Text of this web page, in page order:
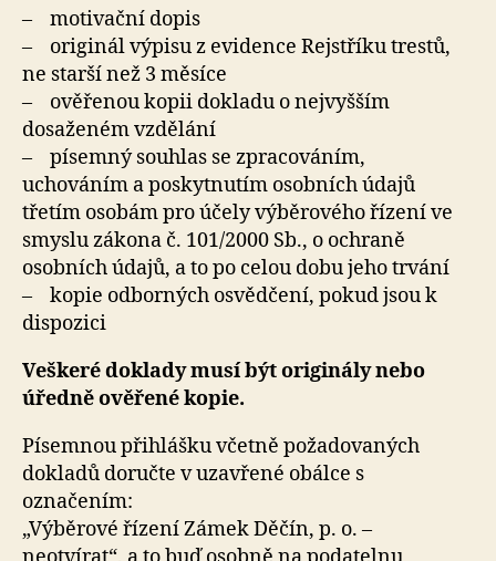
– motivační dopis
– originál výpisu z evidence Rejstříku trestů,
ne starší než 3 měsíce
– ověřenou kopii dokladu o nejvyšším
dosaženém vzdělání
– písemný souhlas se zpracováním,
uchováním a poskytnutím osobních údajů
třetím osobám pro účely výběrového řízení ve
smyslu zákona č. 101/2000 Sb., o ochraně
osobních údajů, a to po celou dobu jeho trvání
– kopie odborných osvědčení, pokud jsou k
dispozici
Veškeré doklady musí být originály nebo
úředně ověřené kopie.
Písemnou přihlášku včetně požadovaných
dokladů doručte v uzavřené obálce s
označením:
„Výběrové řízení Zámek Děčín, p. o. –